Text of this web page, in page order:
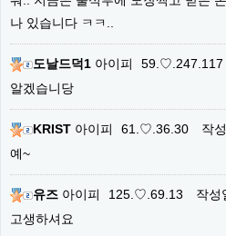
나 있습니다 ㅋㅋ..
도날드덕1 아이피 59.♡.247.117
알겠습니당
KRIST 아이피 61.♡.36.30 작
예~
유즈 아이피 125.♡.69.13 작성
고생하셔요